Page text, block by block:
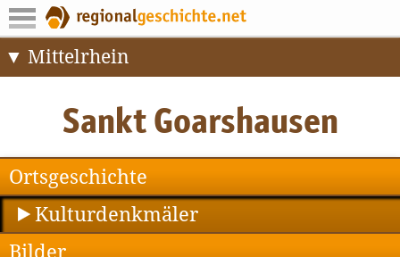
Mittelrhein
Ortsgeschichte
Kulturdenkmäler
Bilder